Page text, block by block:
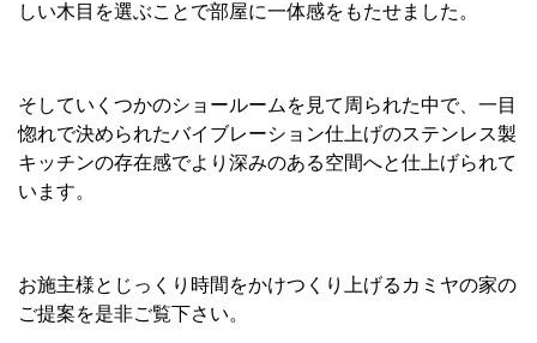
しい木目を選ぶことで部屋に一体感をもたせました。
そしていくつかのショールームを見て周られた中で、一目
惚れで決められたバイブレーション仕上げのステンレス製
キッチンの存在感でより深みのある空間へと仕上げられて
います。
お施主様とじっくり時間をかけつくり上げるカミヤの家の
ご提案を是非ご覧下さい。